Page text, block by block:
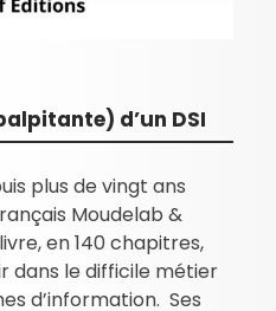
d’un DSI
plus de vingt ans
Moudelab &
en 140 chapitres,
dans le difficile métier
d’information. Ses